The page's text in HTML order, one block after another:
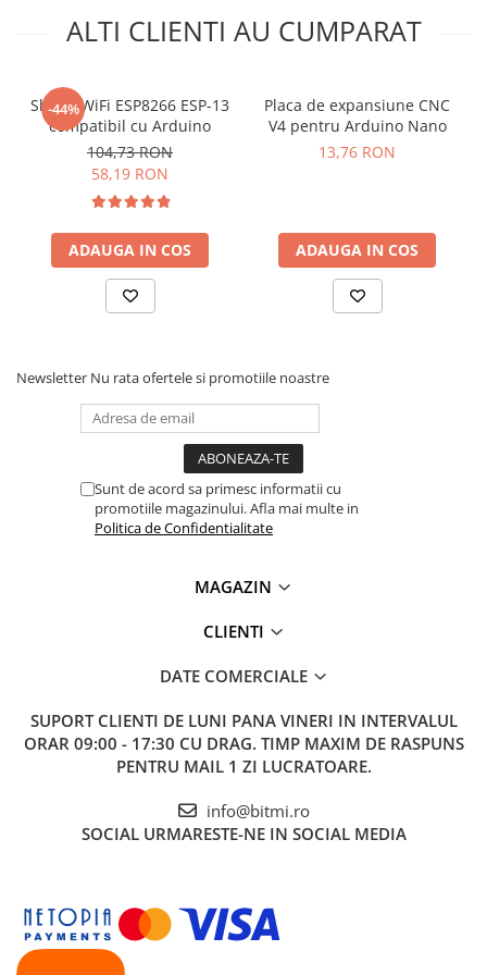
ALTI CLIENTI AU CUMPARAT
-44%
Shield WiFi ESP8266 ESP-13
compatibil cu Arduino
104,73 RON
58,19 RON
ADAUGA IN COS
Placa de expansiune CNC
V4 pentru Arduino Nano
13,76 RON
ADAUGA IN COS
Newsletter Nu rata ofertele si promotiile noastre
Sunt de acord sa primesc informatii cu
promotiile magazinului. Afla mai multe in
Politica de Confidentialitate
MAGAZIN
CLIENTI
DATE COMERCIALE
SUPORT CLIENTI DE LUNI PANA VINERI IN INTERVALUL
ORAR 09:00 - 17:30 CU DRAG. TIMP MAXIM DE RASPUNS
PENTRU MAIL 1 ZI LUCRATOARE.
info@bitmi.ro
SOCIAL URMARESTE-NE IN SOCIAL MEDIA